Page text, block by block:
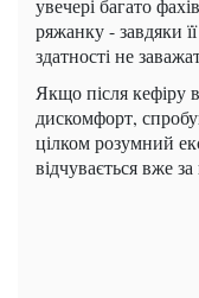
увечері багато
ряжанку - завдяки
здатності не
Якщо після кефіру
дискомфорт,
цілком розумний
відчувається вже за